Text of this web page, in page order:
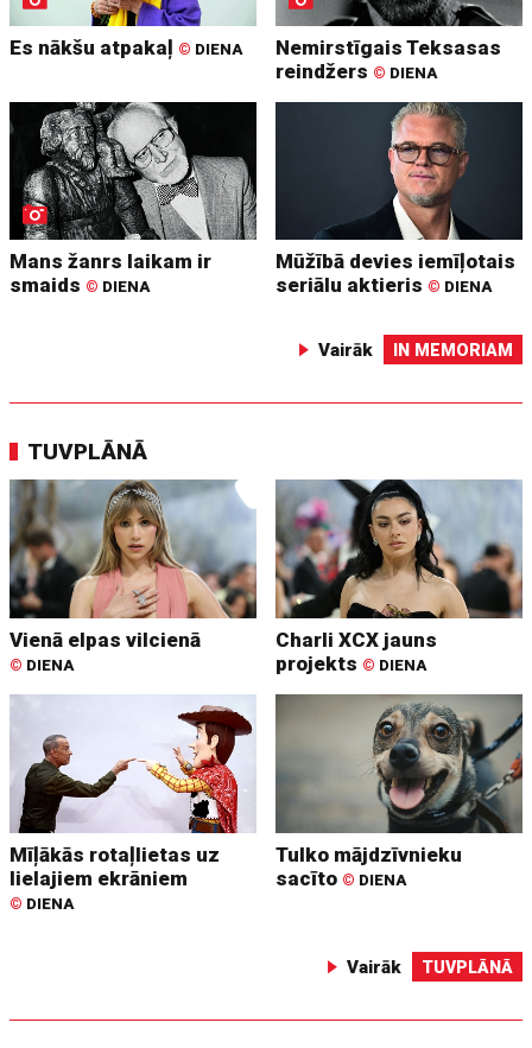
Es nākšu atpakaļ © DIENA
Nemirstīgais Teksasas
reindžers © DIENA
Mans žanrs laikam ir
smaids © DIENA
Mūžībā devies iemīļotais
seriālu aktieris © DIENA
Vairāk IN MEMORIAM
TUVPLĀNĀ
Vienā elpas vilcienā
© DIENA
Charli XCX jauns
projekts © DIENA
Mīļākās rotaļlietas uz
lielajiem ekrāniem
© DIENA
Tulko mājdzīvnieku
sacīto © DIENA
Vairāk TUVPLĀNĀ